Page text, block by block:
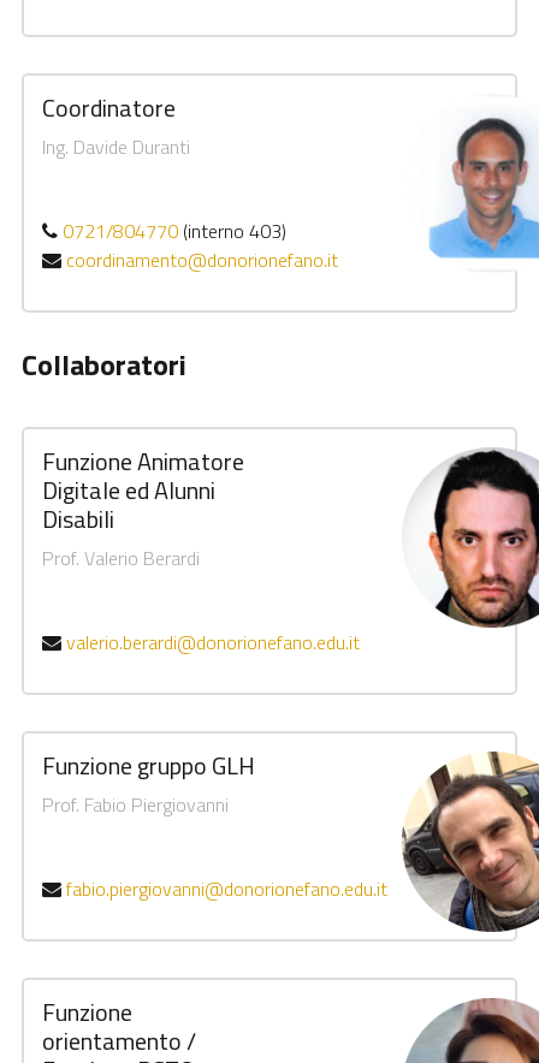
Coordinatore
Ing. Davide Duranti
0721/804770 (interno 403)
coordinamento@donorionefano.it
Collaboratori
Funzione Animatore
Digitale ed Alunni
Disabili
Prof. Valerio Berardi
valerio.berardi@donorionefano.edu.it
Funzione gruppo GLH
Prof. Fabio Piergiovanni
fabio.piergiovanni@donorionefano.edu.it
Funzione
orientamento /